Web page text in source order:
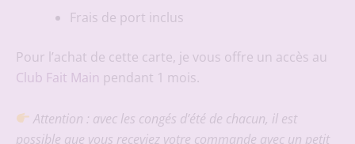
Frais de port inclus
Pour l’achat de cette carte, je vous offre un accès au
Club Fait Main pendant 1 mois.
Attention : avec les congés d’été de chacun, il est
possible que vous receviez votre commande avec un petit